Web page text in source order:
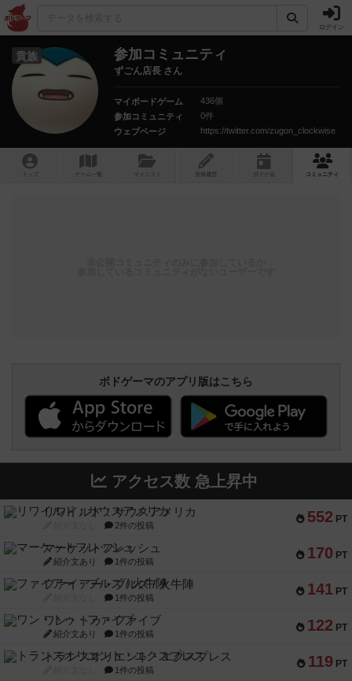
ログイン
貴族 参加コミュニティ
ずごん店長 さん
マイボードゲーム
436個
参加コミュニティ
0件
ウェブページ
https://twitter.com/zugon_clockwise
トップ ゲーム一覧 マイリスト 投稿履歴 ボ ドゲ コミュニティ
ボドゲーマのアプリ版はこちら
アクセス数 急上昇中
552 PT
リワイルド：サウスアメリカ
2件の投稿
170 PT
マーケットフレッシュ
紹介文あり 1件の投稿
141 PT
ファイアー・ブルズ / 火牛陣
1件の投稿
122 PT
ワン・トゥ・ファイブ
紹介文あり 1件の投稿
119 PT
トランスオリエント・エクスプレス
1件の投稿